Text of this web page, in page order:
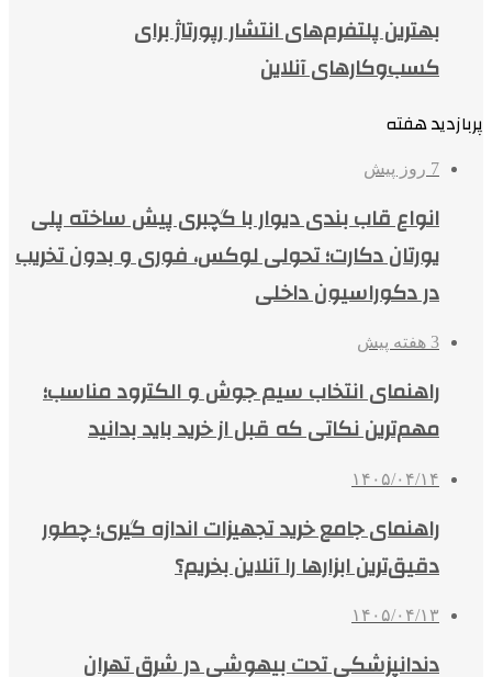
بهترین پلتفرم‌های انتشار رپورتاژ برای
کسب‌وکارهای آنلاین
پربازدید هفته
7 روز پیش
انواع قاب بندی دیوار با گچبری پیش ساخته پلی
یورتان دکارت؛ تحولی لوکس، فوری و بدون تخریب
در دکوراسیون داخلی
3 هفته پیش
راهنمای انتخاب سیم جوش و الکترود مناسب؛
مهم‌ترین نکاتی که قبل از خرید باید بدانید
۱۴۰۵/۰۴/۱۴
راهنمای جامع خرید تجهیزات اندازه گیری؛ چطور
دقیق‌ترین ابزارها را آنلاین بخریم؟
۱۴۰۵/۰۴/۱۳
دندانپزشکی تحت بیهوشی در شرق تهران